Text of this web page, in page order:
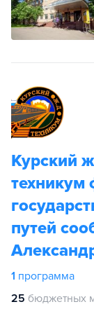
Курский
техникум
путей
1 программа
25 бюджетных